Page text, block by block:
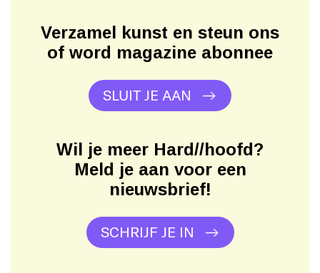
Verzamel kunst en steun ons
of word magazine abonnee
SLUIT JE AAN
Wil je meer Hard//hoofd?
Meld je aan voor een
nieuwsbrief!
SCHRIJF JE IN